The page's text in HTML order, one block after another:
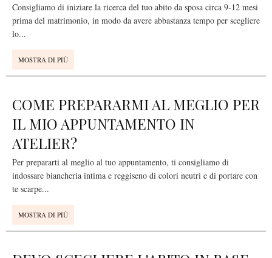
Consigliamo di iniziare la ricerca del tuo abito da sposa circa 9-12 mesi
prima del matrimonio, in modo da avere abbastanza tempo per scegliere
lo...
MOSTRA DI PIÙ
COME PREPARARMI AL MEGLIO PER
IL MIO APPUNTAMENTO IN
ATELIER?
Per prepararti al meglio al tuo appuntamento, ti consigliamo di
indossare biancheria intima e reggiseno di colori neutri e di portare con
te scarpe...
MOSTRA DI PIÙ